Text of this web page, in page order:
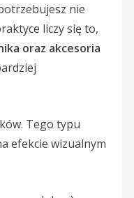
nie
liczy się to,
oraz akcesoria
Tego typu
efekcie wizualnym